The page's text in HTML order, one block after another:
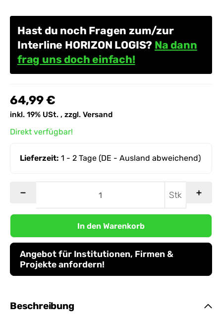
Hast du noch Fragen zum/zur
Interline HORIZON LOGIS? Na dann
frag uns doch einfach!
64,99 €
inkl. 19% USt. , zzgl. Versand
Direkt verfügbar!
Lieferzeit:1 - 2 Tage (DE - Ausland abweichend)
Stk
In den Warenkorb
Angebot für Institutionen, Firmen &
Projekte anfordern!
Beschreibung